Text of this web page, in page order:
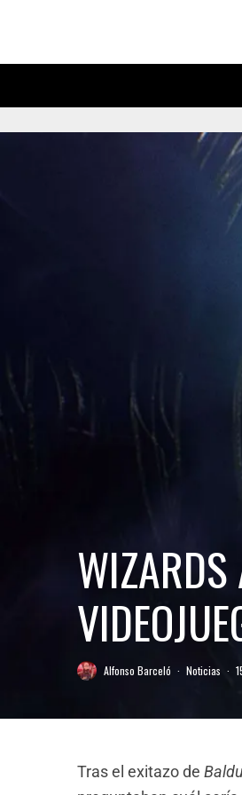
WIZARDS
Alfonso Barceló · Noticias ·
Tras el exitazo de